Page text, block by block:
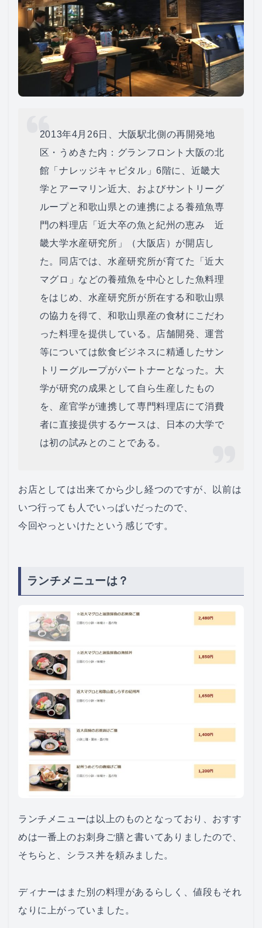
2013年4月26日、大阪駅北側の再開発地
区・うめきた内：グランフロント大阪の北
館「ナレッジキャピタル」6階に、近畿大
学とアーマリン近大、およびサントリーグ
ループと和歌山県との連携による養殖魚専
門の料理店「近大卒の魚と紀州の恵み 近
畿大学水産研究所」（大阪店）が開店し
た。同店では、水産研究所が育てた「近大
マグロ」などの養殖魚を中心とした魚料理
をはじめ、水産研究所が所在する和歌山県
の協力を得て、和歌山県産の食材にこだわ
った料理を提供している。店舗開発、運営
等については飲食ビジネスに精通したサン
トリーグループがパートナーとなった。大
学が研究の成果として自ら生産したもの
を、産官学が連携して専門料理店にて消費
者に直接提供するケースは、日本の大学で
は初の試みとのことである。
お店としては出来てから少し経つのですが、以前は
いつ行っても人でいっぱいだったので、
今回やっといけたという感じです。
ランチメニューは？
ランチメニューは以上のものとなっており、おすす
めは一番上のお刺身ご膳と書いてありましたので、
そちらと、シラス丼を頼みました。
ディナーはまた別の料理があるらしく、値段もそれ
なりに上がっていました。